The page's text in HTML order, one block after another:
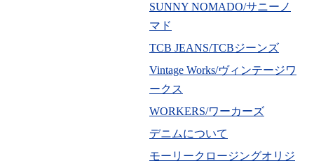
SUNNY NOMADO/サニーノ
マド
TCB JEANS/TCBジーンズ
Vintage Works/ヴィンテージワ
ークス
WORKERS/ワーカーズ
デニムについて
モーリークロージングオリジ